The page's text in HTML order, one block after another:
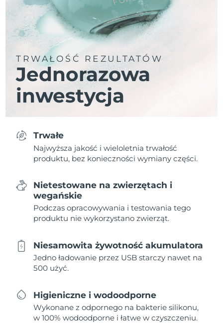
TRWAŁOŚĆ REZULTATÓW
Jednorazowa
inwestycja
Trwałe
Najwyższa jakość i wieloletnia trwałość
produktu, bez konieczności wymiany części.
Nietestowane na zwierzętach i
wegańskie
Podczas opracowywania i testowania tego
produktu nie wykorzystano zwierząt.
Niesamowita żywotność akumulatora
Jedno ładowanie przez USB starczy nawet na
500 użyć.
Higieniczne i wodoodporne
Wykonane z odpornego na bakterie silikonu,
w 100% wodoodporne i łatwe w czyszczeniu.